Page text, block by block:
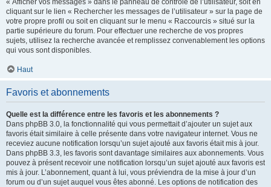
« Afficher vos messages » dans le panneau de contrôle de l’utilisateur, soit en
cliquant sur le lien « Rechercher les messages de l’utilisateur » sur la page de
votre propre profil ou soit en cliquant sur le menu « Raccourcis » situé sur la
partie supérieure du forum. Pour effectuer une recherche de vos propres
sujets, utilisez la recherche avancée et remplissez convenablement les options
qui vous sont disponibles.
Haut
Favoris et abonnements
Quelle est la différence entre les favoris et les abonnements ?
Dans phpBB 3.0, la fonctionnalité qui vous permettait d’ajouter un sujet aux
favoris était similaire à celle présente dans votre navigateur internet. Vous ne
receviez aucune notification lorsqu’un sujet ajouté aux favoris était mis à jour.
Dans phpBB 3.3, les favoris sont davantage similaires aux abonnements. Vous
pouvez à présent recevoir une notification lorsqu’un sujet ajouté aux favoris est
mis à jour. L’abonnement, quant à lui, vous préviendra de la mise à jour d’un
forum ou d’un sujet auquel vous êtes abonné. Les options de notification des